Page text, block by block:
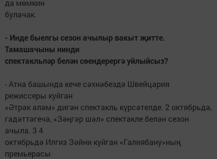
да мөмкин
булачак.
- Инде быелгы сезон ачылыр вакыт җитте.
Тамашачыны нинди
спектакльләр белән сөендерергә уйлыйсыз?
- Атна башында кече сәхнәбездә Швейцария
режиссеры куйган
«Әтрәк әләм» дигән спектакль күрсәтелде. 2 октябрьдә,
гадәттәгечә, «Зәңгәр шәл» спектакле белән сезон
ачыла. 3 4
октябрьдә Илгиз Зәйни куйган «Галиябану»ның
премьерасы